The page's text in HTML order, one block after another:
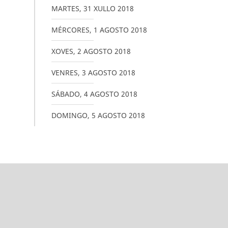
MARTES, 31 XULLO 2018
MÉRCORES, 1 AGOSTO 2018
XOVES, 2 AGOSTO 2018
VENRES, 3 AGOSTO 2018
SÁBADO, 4 AGOSTO 2018
DOMINGO, 5 AGOSTO 2018